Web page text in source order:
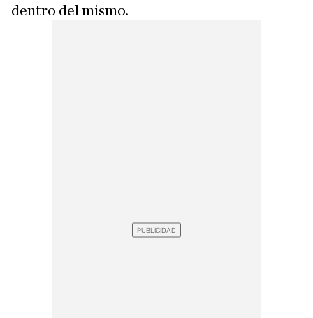
dentro del mismo.